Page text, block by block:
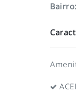
Bairro: